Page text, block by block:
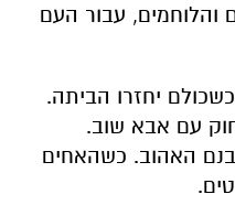
והלוחמים, עבור העם
יחזרו הביתה.
עם אבא שוב.
האהוב. כשהאחים